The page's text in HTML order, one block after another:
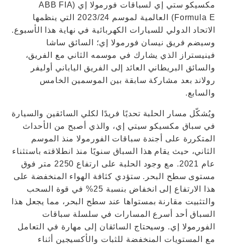
مكسيكو ستي إي لسباقات فورمولا إي (ABB FIA
Formula E) العالمية لموسم 2023/24 التي ينظمها
الاتحاد الدولي للسيارات الكهربائية في نهاية هذا الأسبوع.
وسيضم فريق نيسان فورمولا إي؛ السائق ساشا
فينيستراز الذي يشارك في موسمه الثاني مع الفريق،
والسائق البريطاني العائد إلى الفريق الياباني أوليفر
رولاند بعد مشاركة سابقة بين الموسمين الخامس
والسابع.
ويُشكّل مسار الحلبة تحديًا فريدًا لكلي السائقين والسيارة
في سباق مكسيكو سيتي إي، والذي أصبح من الأحداث
المتكررة على أجندة سباقات الفورمولا منذ الموسم
الثاني، حيث يقام هذا السباق سنويًا منذ انطلاقته باستثناء
عام 2021. مع وجود الحلبة على ارتفاع 2250 متر فوق
مستوى سطح البحر. ستؤدي كثافة الهواء المنخفضة على
هذا الارتفاع إلى انخفاض بنسبة 25% في قوة السحب
والتثبيت مقارنة بمستواها عند سطح البحر، مما يجعل هذا
السباق أحد أسرع المسارات في سلسلة سباقات
الفورمولا إي. وسيحتاج السائقان إلى مهارة في التعامل
مع المستويات المنخفضة للثبات والأكسيجين أثناء